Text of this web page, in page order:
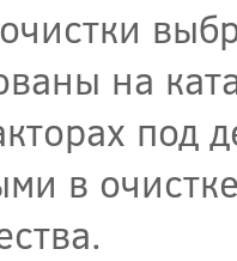
на
под
в